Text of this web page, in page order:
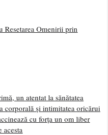
Resetarea Omenirii prin
un atentat la sănătatea
corporală și intimitatea oricărui
cu forța un om liber
acesta